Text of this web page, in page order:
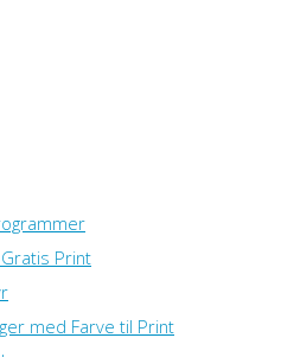
Print
med Farve til Print